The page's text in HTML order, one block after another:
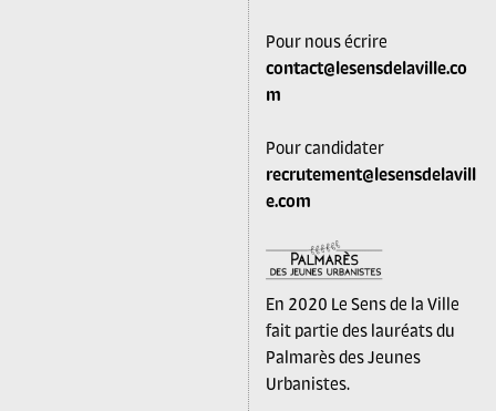
Pour nous écrire
contact@lesensdelaville.co
m
Pour candidater
recrutement@lesensdelavill
e.com
En 2020 Le Sens de la Ville
fait partie des lauréats du
Palmarès des Jeunes
Urbanistes.